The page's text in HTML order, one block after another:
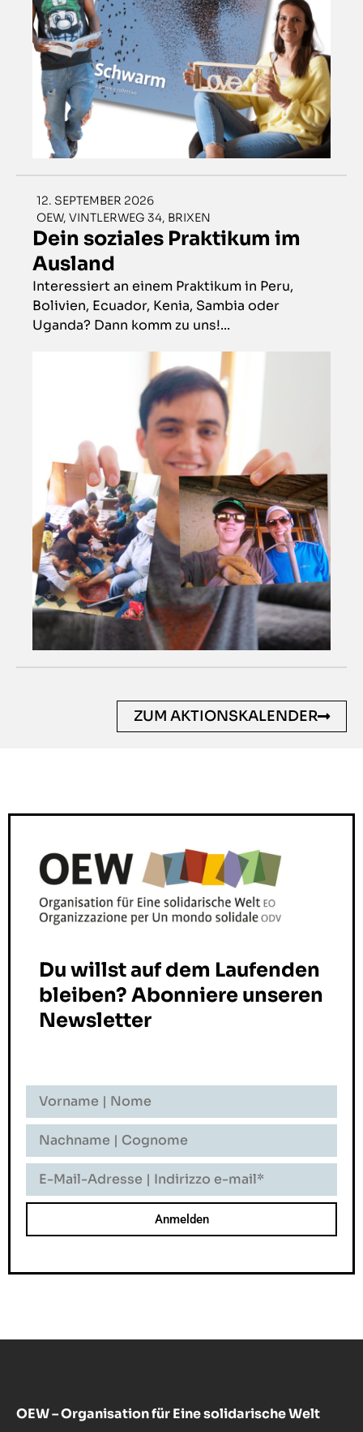
12. SEPTEMBER 2026
OEW, VINTLERWEG 34, BRIXEN
Dein soziales Praktikum im
Ausland
Interessiert an einem Praktikum in Peru,
Bolivien, Ecuador, Kenia, Sambia oder
Uganda? Dann komm zu uns!...
ZUM AKTIONSKALENDER
Du willst auf dem Laufenden
bleiben? Abonniere unseren
Newsletter
Nome
Cognome
Mail-
Adresse
-
E-
OEW – Organisation für Eine solidarische Welt